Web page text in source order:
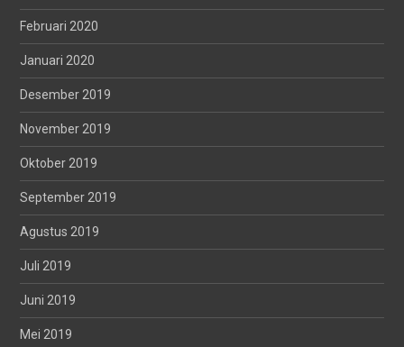
Februari 2020
Januari 2020
Desember 2019
November 2019
Oktober 2019
September 2019
Agustus 2019
Juli 2019
Juni 2019
Mei 2019